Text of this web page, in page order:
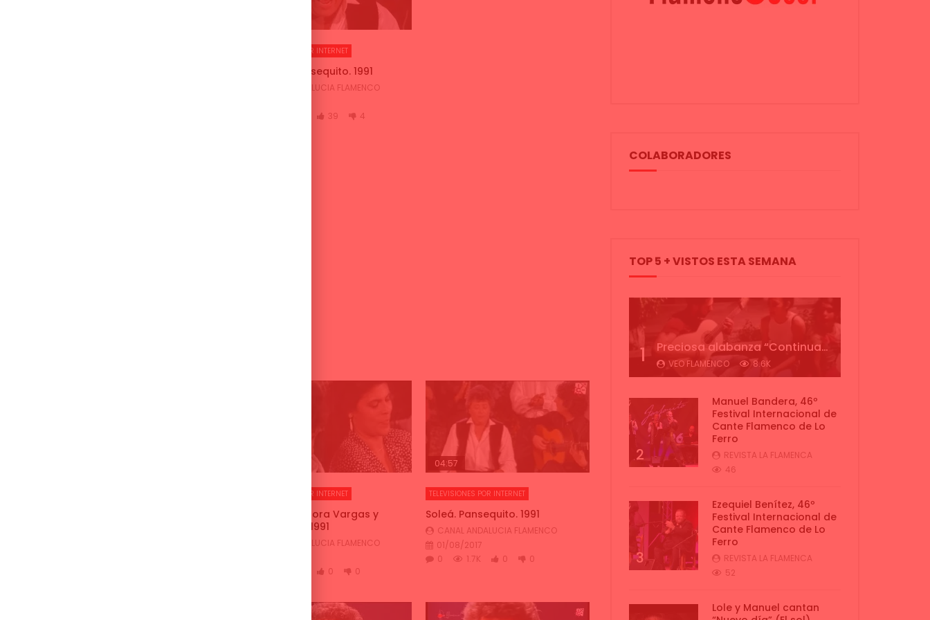
TELEVISIONES POR INTERNET
Tangos. Pansequito. 1991
CANAL ANDALUCIA FLAMENCO
39 4
TELEVISIONES POR INTERNET
Bulerías. Aurora Vargas y
Pansequito. 1991
CANAL ANDALUCIA FLAMENCO
0 0
04:57
TELEVISIONES POR INTERNET
Soleá. Pansequito. 1991
CANAL ANDALUCIA FLAMENCO
01/08/2017
0
1.7K 0 0
COLABORADORES
TOP 5 + VISTOS ESTA SEMANA
1 Preciosa alabanza “Continua” cantada por ALBA CORTES acompañada de IVAN a la guitarra | VEOFLAMENCO
VEO FLAMENCO 8.6K
2
Manuel Bandera, 46º
Festival Internacional de
Cante Flamenco de Lo
Ferro
REVISTA LA FLAMENCA
46
3
Ezequiel Benítez, 46º
Festival Internacional de
Cante Flamenco de Lo
Ferro
REVISTA LA FLAMENCA
52
Lole y Manuel cantan